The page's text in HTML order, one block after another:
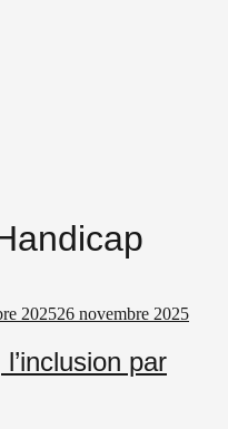
202526 novembre 2025
par